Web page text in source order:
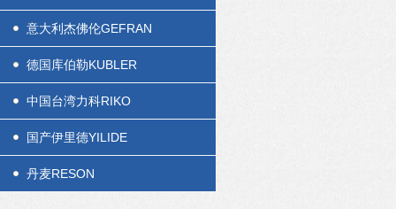
意大利杰佛伦GEFRAN
德国库伯勒KUBLER
中国台湾力科RIKO
国产伊里德YILIDE
丹麦RESON